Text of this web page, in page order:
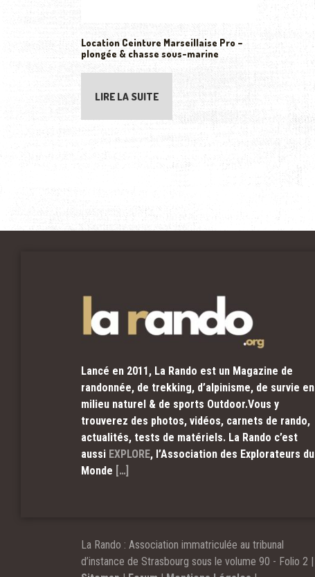
Location Ceinture Marseillaise Pro –
plongée & chasse sous-marine
LIRE LA SUITE
Lancé en 2011, La Rando est un Magazine de
randonnée, de trekking, d’alpinisme, de survie en
milieu naturel & de sports Outdoor.Vous y
trouverez des photos, vidéos, carnets de rando,
actualités, tests de matériels. La Rando c’est
aussi EXPLORE, l’Association des Explorateurs du
Monde […]
La Rando : Association immatriculée au tribunal
d’instance de Strasbourg sous le volume 90 - Folio 2 |